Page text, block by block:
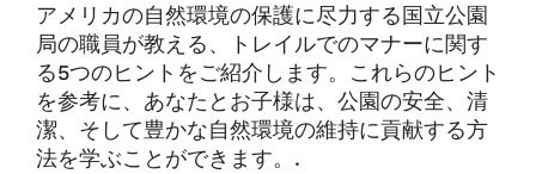
アメリカの自然環境の保護に尽力する国立公園
局の職員が教える、トレイルでのマナーに関す
る5つのヒントをご紹介します。これらのヒント
を参考に、あなたとお子様は、公園の安全、清
潔、そして豊かな自然環境の維持に貢献する方
法を学ぶことができます。.